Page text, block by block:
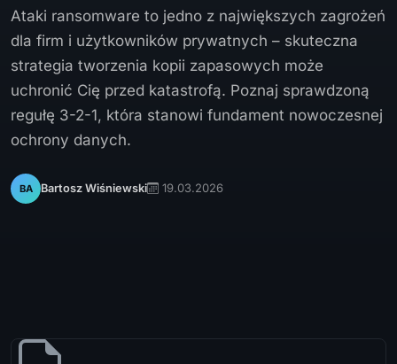
Ataki ransomware to jedno z największych zagrożeń
dla firm i użytkowników prywatnych – skuteczna
strategia tworzenia kopii zapasowych może
uchronić Cię przed katastrofą. Poznaj sprawdzoną
regułę 3-2-1, która stanowi fundament nowoczesnej
ochrony danych.
BA Bartosz Wiśniewski 19.03.2026